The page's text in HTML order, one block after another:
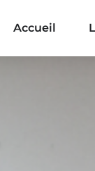
Accueil